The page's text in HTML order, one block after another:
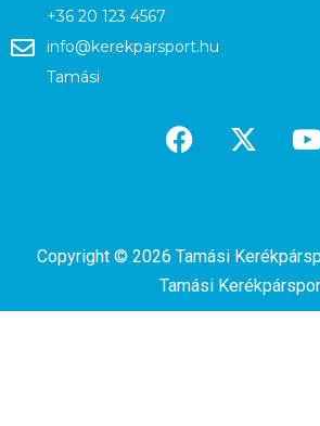
+36 20 123 4567
info@kerekparsport.hu
Tamási
Copyright © 2026 Tamási
Tamási